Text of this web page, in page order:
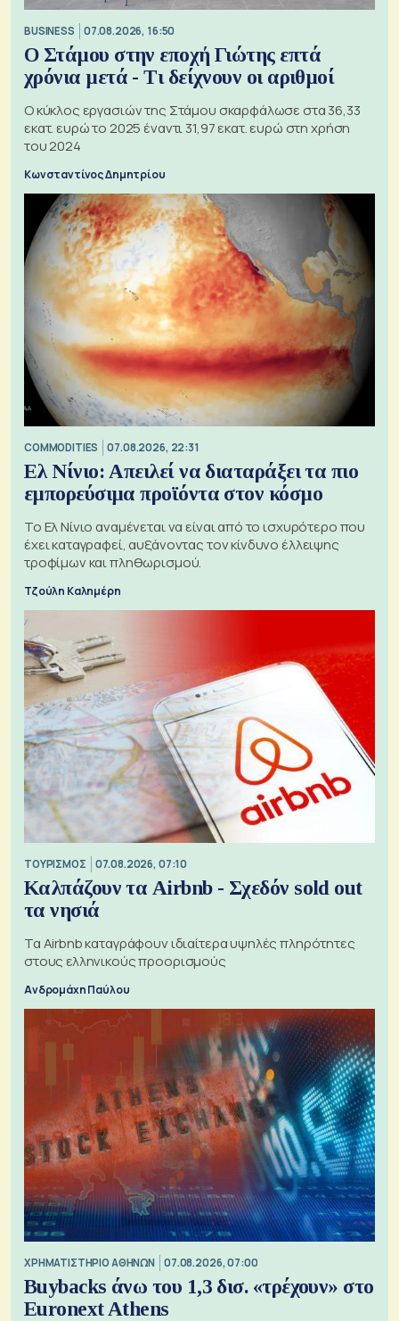
BUSINESS 07.08.2026, 16:50
Ο Στάμου στην εποχή Γιώτης επτά
χρόνια μετά - Τι δείχνουν οι αριθμοί
Ο κύκλος εργασιών της Στάμου σκαρφάλωσε στα 36,33
εκατ. ευρώ το 2025 έναντι 31,97 εκατ. ευρώ στη χρήση
του 2024
Κωνσταντίνος Δημητρίου
COMMODITIES 07.08.2026, 22:31
Ελ Νίνιο: Απειλεί να διαταράξει τα πιο
εμπορεύσιμα προϊόντα στον κόσμο
Το Ελ Νίνιο αναμένεται να είναι από το ισχυρότερο που
έχει καταγραφεί, αυξάνοντας τον κίνδυνο έλλειψης
τροφίμων και πληθωρισμού.
Τζούλη Καλημέρη
ΤΟΥΡΙΣΜΟΣ 07.08.2026, 07:10
Καλπάζουν τα Airbnb - Σχεδόν sold out
τα νησιά
Τα Airbnb καταγράφουν ιδιαίτερα υψηλές πληρότητες
στους ελληνικούς προορισμούς
Ανδρομάχη Παύλου
XΡΗΜΑΤΙΣΤΗΡΙΟ ΑΘΗΝΩΝ 07.08.2026, 07:00
Buybacks άνω του 1,3 δισ. «τρέχουν» στο
Euronext Athens